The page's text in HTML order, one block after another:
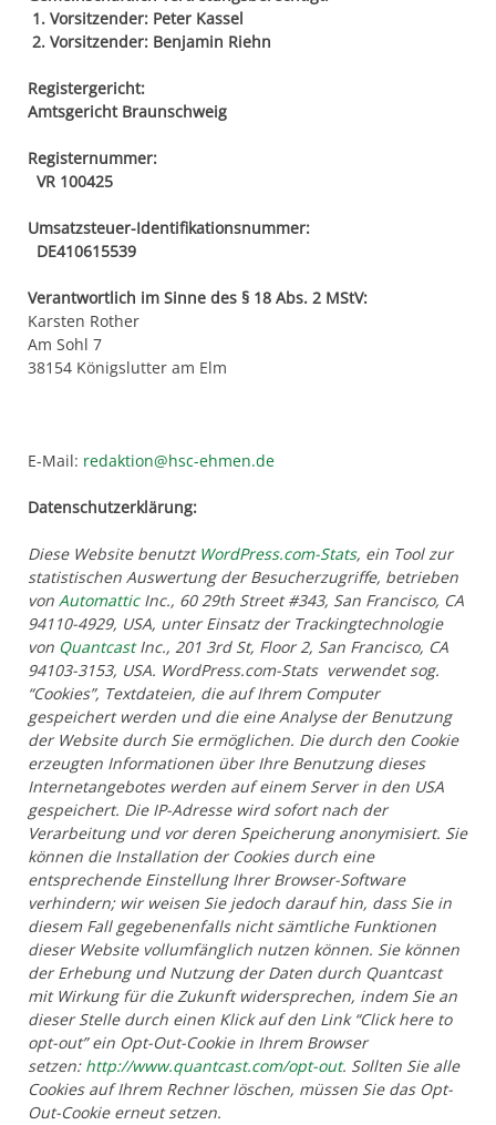
1. Vorsitzender: Peter Kassel
2. Vorsitzender: Benjamin Riehn
Registergericht:
Amtsgericht Braunschweig
Registernummer:
VR 100425
Umsatzsteuer-Identifikationsnummer:
DE410615539
Verantwortlich im Sinne des § 18 Abs. 2 MStV:
Karsten Rother
Am Sohl 7
38154 Königslutter am Elm
E-Mail: redaktion@hsc-ehmen.de
Datenschutzerklärung:
Diese Website benutzt WordPress.com-Stats, ein Tool zur
statistischen Auswertung der Besucherzugriffe, betrieben
von AutomatticInc., 60 29th Street #343, San Francisco, CA
94110-4929, USA, unter Einsatz der Trackingtechnologie
von QuantcastInc., 201 3rd St, Floor 2, San Francisco, CA
94103-3153, USA. WordPress.com-Stats verwendet sog.
“Cookies”, Textdateien, die auf Ihrem Computer
gespeichert werden und die eine Analyse der Benutzung
der Website durch Sie ermöglichen. Die durch den Cookie
erzeugten Informationen über Ihre Benutzung dieses
Internetangebotes werden auf einem Server in den USA
gespeichert. Die IP-Adresse wird sofort nach der
Verarbeitung und vor deren Speicherung anonymisiert. Sie
können die Installation der Cookies durch eine
entsprechende Einstellung Ihrer Browser-Software
verhindern; wir weisen Sie jedoch darauf hin, dass Sie in
diesem Fall gegebenenfalls nicht sämtliche Funktionen
dieser Website vollumfänglich nutzen können. Sie können
der Erhebung und Nutzung der Daten durch Quantcast
mit Wirkung für die Zukunft widersprechen, indem Sie an
dieser Stelle durch einen Klick auf den Link “Click here to
opt-out” ein Opt-Out-Cookie in Ihrem Browser
setzen: http://www.quantcast.com/opt-out. Sollten Sie alle
Cookies auf Ihrem Rechner löschen, müssen Sie das Opt-
Out-Cookie erneut setzen.